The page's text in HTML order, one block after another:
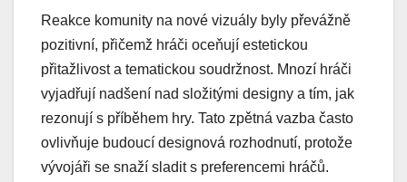
Reakce komunity na nové vizuály byly převážně
pozitivní, přičemž hráči oceňují estetickou
přitažlivost a tematickou soudržnost. Mnozí hráči
vyjadřují nadšení nad složitými designy a tím, jak
rezonují s příběhem hry. Tato zpětná vazba často
ovlivňuje budoucí designová rozhodnutí, protože
vývojáři se snaží sladit s preferencemi hráčů.